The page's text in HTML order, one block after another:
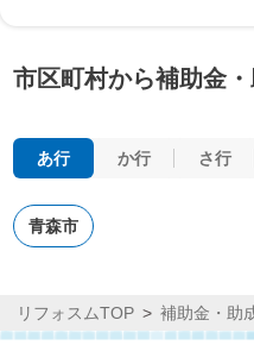
市区町村から補助金
あ行 か行 さ行
青森市
リフォスムTOP 補助金・助